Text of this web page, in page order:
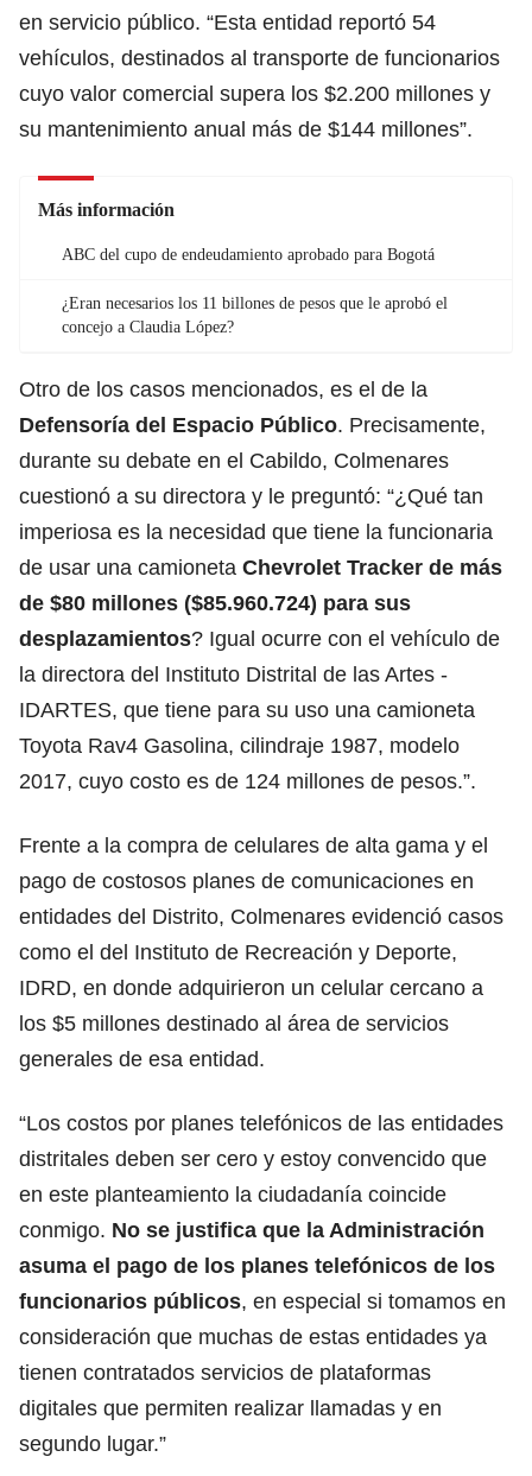
en servicio público. “Esta entidad reportó 54
vehículos, destinados al transporte de funcionarios
cuyo valor comercial supera los $2.200 millones y
su mantenimiento anual más de $144 millones”.
Más información
ABC del cupo de endeudamiento aprobado para Bogotá
¿Eran necesarios los 11 billones de pesos que le aprobó el
concejo a Claudia López?
Otro de los casos mencionados, es el de la
Defensoría del Espacio Público. Precisamente,
durante su debate en el Cabildo, Colmenares
cuestionó a su directora y le preguntó: “¿Qué tan
imperiosa es la necesidad que tiene la funcionaria
de usar una camioneta Chevrolet Tracker de más
de $80 millones ($85.960.724) para sus
desplazamientos? Igual ocurre con el vehículo de
la directora del Instituto Distrital de las Artes -
IDARTES, que tiene para su uso una camioneta
Toyota Rav4 Gasolina, cilindraje 1987, modelo
2017, cuyo costo es de 124 millones de pesos.”.
Frente a la compra de celulares de alta gama y el
pago de costosos planes de comunicaciones en
entidades del Distrito, Colmenares evidenció casos
como el del Instituto de Recreación y Deporte,
IDRD, en donde adquirieron un celular cercano a
los $5 millones destinado al área de servicios
generales de esa entidad.
“Los costos por planes telefónicos de las entidades
distritales deben ser cero y estoy convencido que
en este planteamiento la ciudadanía coincide
conmigo. No se justifica que la Administración
asuma el pago de los planes telefónicos de los
funcionarios públicos, en especial si tomamos en
consideración que muchas de estas entidades ya
tienen contratados servicios de plataformas
digitales que permiten realizar llamadas y en
segundo lugar.”